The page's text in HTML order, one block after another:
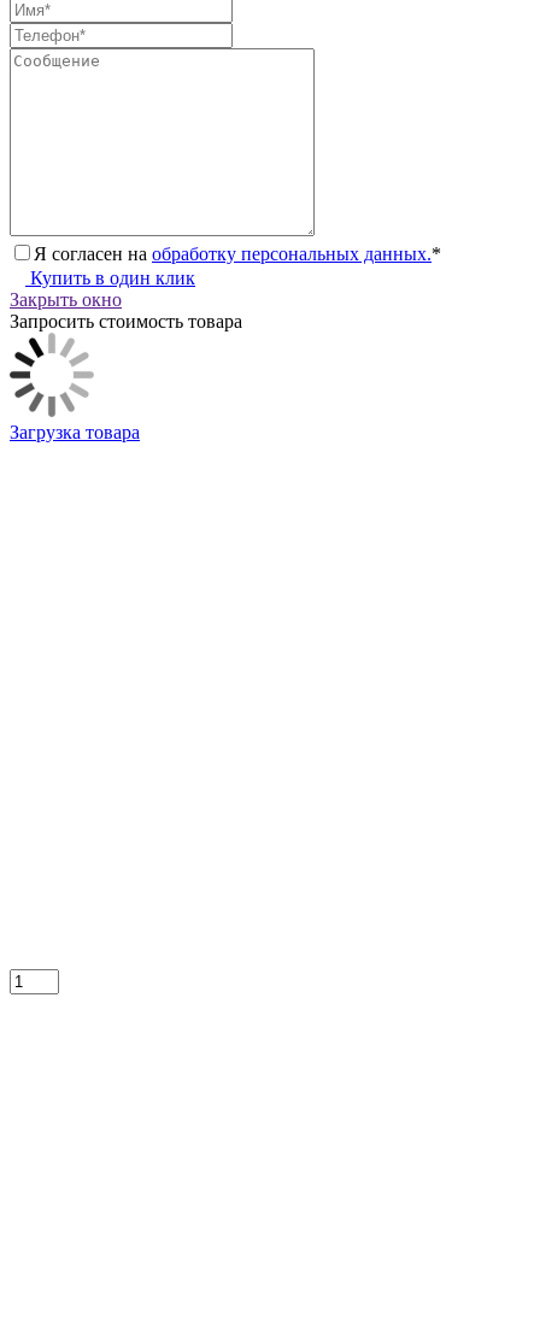
Я согласен на обработку персональных данных.*
Купить в один клик
Закрыть окно
Запросить стоимость товара
Загрузка товара